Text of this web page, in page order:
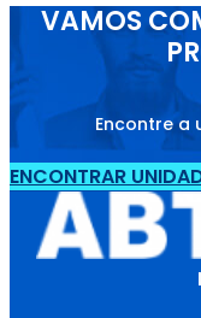
VAMOS
Encontre a
ENCONTRAR